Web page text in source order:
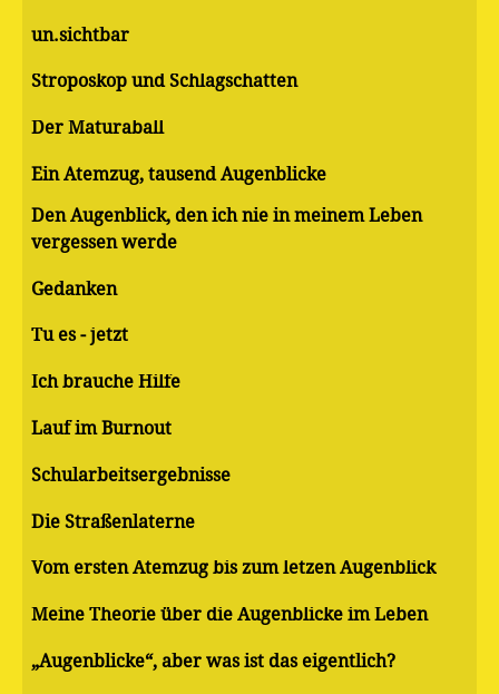
un.sichtbar
Stroposkop und Schlagschatten
Der Maturaball
Ein Atemzug, tausend Augenblicke
Den Augenblick, den ich nie in meinem Leben
vergessen werde
Gedanken
Tu es - jetzt
Ich brauche Hilfe
Lauf im Burnout
Schularbeitsergebnisse
Die Straßenlaterne
Vom ersten Atemzug bis zum letzen Augenblick
Meine Theorie über die Augenblicke im Leben
„Augenblicke“, aber was ist das eigentlich?